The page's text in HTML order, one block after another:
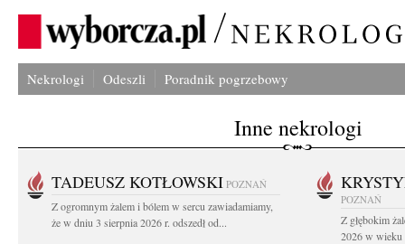
Nekrologi Odeszli Poradnik pogrzebowy
Inne nekrologi
TADEUSZ KOTŁOWSKI POZNAŃ
Z ogromnym żalem i bólem w sercu zawiadamiamy,
że w dniu 3 sierpnia 2026 r. odszedł od...
POZNAŃ
Z głębokim
2026 w wieku